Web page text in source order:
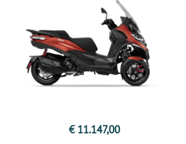
€ 11.147,00